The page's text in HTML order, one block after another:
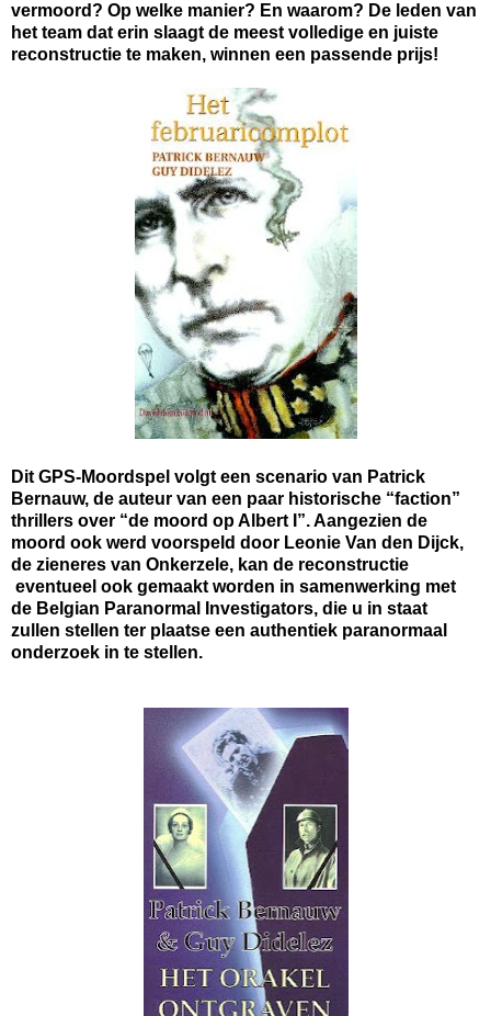
vermoord? Op welke manier? En waarom? De leden van
het team dat erin slaagt de meest volledige en juiste
reconstructie te maken, winnen een passende prijs!
Dit GPS-Moordspel volgt een scenario van Patrick
Bernauw, de auteur van een paar historische “faction”
thrillers over “de moord op Albert I”. Aangezien de
moord ook werd voorspeld door Leonie Van den Dijck,
de zieneres van Onkerzele, kan de reconstructie
eventueel ook gemaakt worden in samenwerking met
de Belgian Paranormal Investigators, die u in staat
zullen stellen ter plaatse een authentiek paranormaal
onderzoek in te stellen.